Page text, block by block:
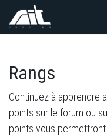
Se rendre au contenu
Rangs
Continuez à apprendre
points sur le forum ou
points vous